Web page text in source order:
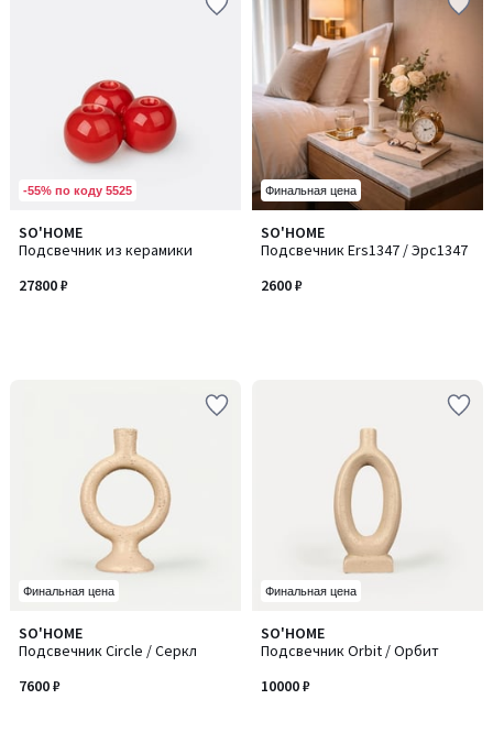
-55% по коду 5525
SO'HOME
Подсвечник из керамики
27800 ₽
Финальная цена
SO'HOME
Подсвечник Ers1347 / Эрс1347
2600 ₽
Финальная цена
SO'HOME
Подсвечник Circle / Серкл
7600 ₽
Финальная цена
SO'HOME
Подсвечник Orbit / Орбит
10000 ₽